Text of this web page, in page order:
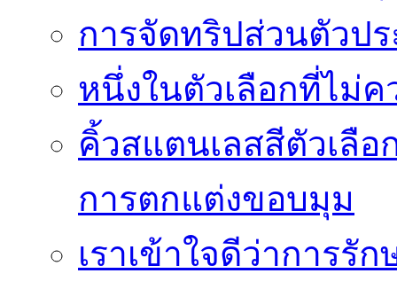
การจัดทริปส่วนตัวป
หนึ่งในตัวเลือกที่ไม่ค
คิ้วสแตนเลสสีตัวเลื
การตกแต่งขอบมุม
เราเข้าใจดีว่าการรั